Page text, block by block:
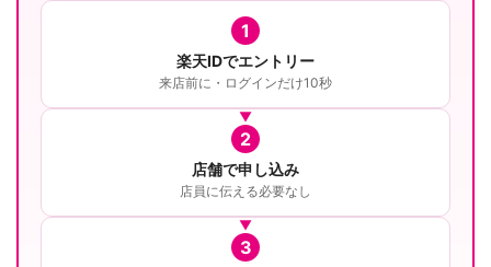
1
楽天IDでエントリー
来店前に・ログインだけ10秒
2
店舗で申し込み
店員に伝える必要なし
3